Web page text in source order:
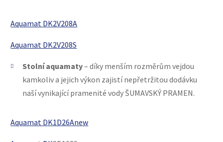
Aquamat DK2V208A
Aquamat DK2V208S
Stolní aquamaty– díky menším rozměrům vejdou
kamkoliv a jejich výkon zajistí nepřetržitou dodávku
naší vynikající pramenité vody ŠUMAVSKÝ PRAMEN.
Aquamat DK1D26Anew